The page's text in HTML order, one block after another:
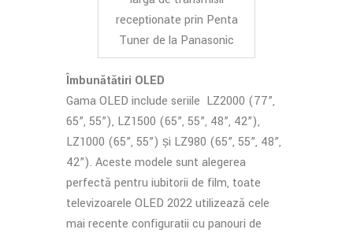
recepționate prin Penta
Tuner de la Panasonic
Îmbunătățiri OLED
Gama OLED include seriile LZ2000 (77”,
65”, 55”), LZ1500 (65”, 55”, 48”, 42”),
LZ1000 (65”, 55”) și LZ980 (65”, 55”, 48”,
42”). Aceste modele sunt alegerea
perfectă pentru iubitorii de film, toate
televizoarele OLED 2022 utilizează cele
mai recente configurații cu panouri de